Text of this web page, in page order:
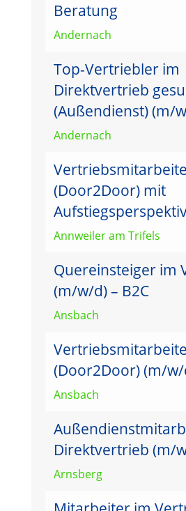
Beratung
Andernach
Top-Vertriebler im
Direktvertrieb
(Außendienst) (m/
Andernach
(Door2Door) mit
Annweiler am Trifels
Quereinsteiger im
(m/w/d) – B2C
Ansbach
(Door2Door) (m/
Ansbach
Direktvertrieb (m/
Arnsberg